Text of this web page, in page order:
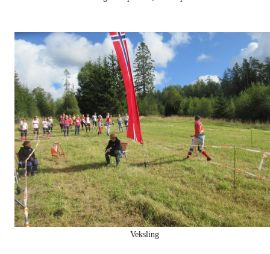
Veksling